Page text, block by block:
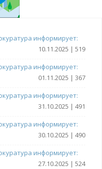
информирует:
10.11.2025 | 519
информирует:
01.11.2025 | 367
информирует:
31.10.2025 | 491
информирует:
30.10.2025 | 490
информирует:
27.10.2025 | 524